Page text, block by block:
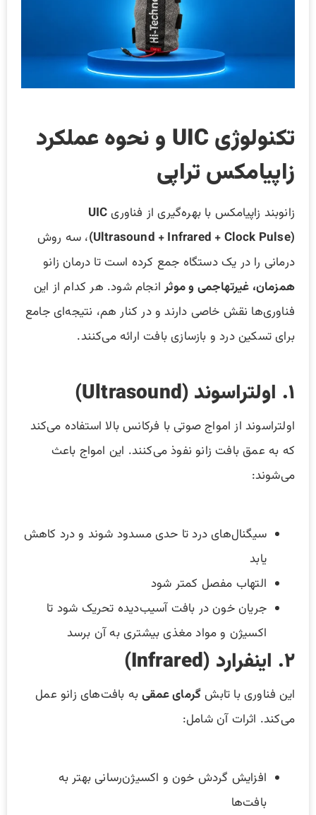
تکنولوژی UIC و نحوه عملکرد
زاپیامکس تراپی
زانوبند زاپیامکس با بهره‌گیری از فناوریUIC
(Ultrasound + Infrared + Clock Pulse)، سه روش
درمانی را در یک دستگاه جمع کرده است تا درمان زانو
همزمان، غیرتهاجمی و موثرانجام شود. هر کدام از این
فناوری‌ها نقش خاصی دارند و در کنار هم، نتیجه‌ای جامع
برای تسکین درد و بازسازی بافت ارائه می‌کنند.
۱. اولتراسوند (Ultrasound)
اولتراسوند از امواج صوتی با فرکانس بالا استفاده می‌کند
که به عمق بافت زانو نفوذ می‌کنند. این امواج باعث
می‌شوند:
سیگنال‌های درد تا حدی مسدود شوند و درد کاهش
یابد
التهاب مفصل کمتر شود
جریان خون در بافت آسیب‌دیده تحریک شود تا
اکسیژن و مواد مغذی بیشتری به آن برسد
۲. اینفرارد (Infrared)
این فناوری با تابشگرمای عمقیبه بافت‌های زانو عمل
می‌کند. اثرات آن شامل:
افزایش گردش خون و اکسیژن‌رسانی بهتر به
بافت‌ها